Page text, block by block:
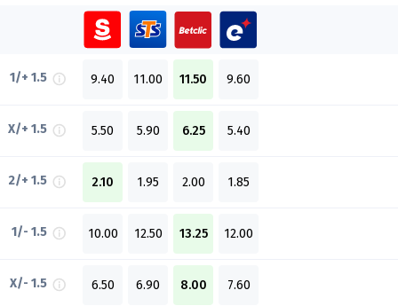
1/+ 1.5 9.40 11.00 11.50 9.60
X/+ 1.5 5.50 5.90 6.25 5.40
2/+ 1.5 2.10 1.95 2.00 1.85
1/- 1.5 10.00 12.50 13.25 12.00
X/- 1.5 6.50 6.90 8.00 7.60